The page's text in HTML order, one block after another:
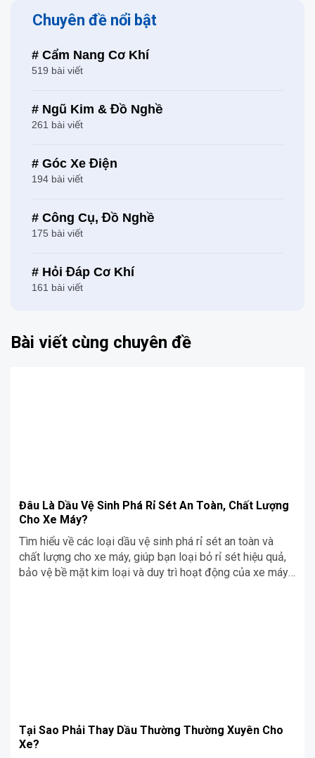
Chuyên đề nổi bật
# Cẩm Nang Cơ Khí
519 bài viết
# Ngũ Kim & Đồ Nghề
261 bài viết
# Góc Xe Điện
194 bài viết
# Công Cụ, Đồ Nghề
175 bài viết
# Hỏi Đáp Cơ Khí
161 bài viết
Bài viết cùng chuyên đề
Đâu Là Dầu Vệ Sinh Phá Rỉ Sét An Toàn, Chất Lượng
Cho Xe Máy?
Tìm hiểu về các loại dầu vệ sinh phá rỉ sét an toàn và
chất lượng cho xe máy, giúp bạn loại bỏ rỉ sét hiệu quả,
bảo vệ bề mặt kim loại và duy trì hoạt động của xe máy
Tại Sao Phải Thay Dầu Thường Thường Xuyên Cho
Xe?